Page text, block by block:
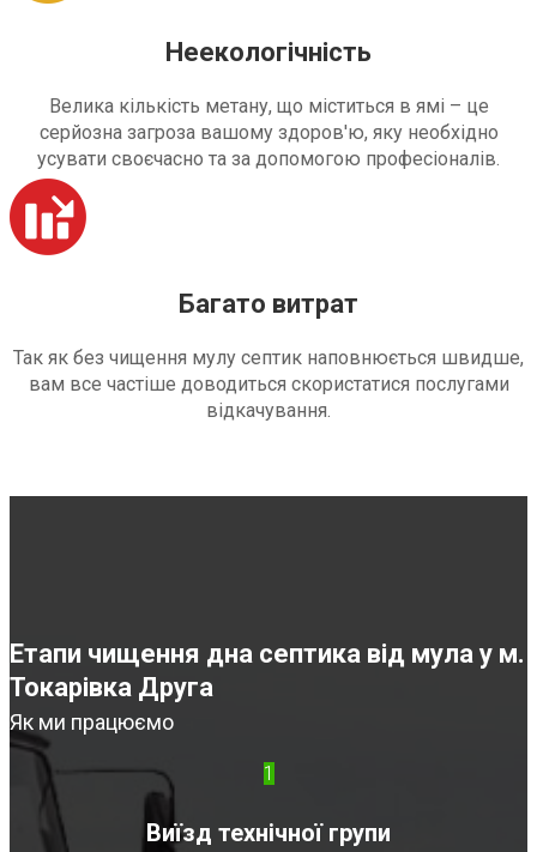
Неекологічність
Велика кількість метану, що міститься в ямі – це
серйозна загроза вашому здоров'ю, яку необхідно
усувати своєчасно та за допомогою професіоналів.
Багато витрат
Так як без чищення мулу септик наповнюється швидше,
вам все частіше доводиться скористатися послугами
відкачування.
Етапи чищення дна септика від мула у м.
Токарівка Друга
Як ми працюємо
1
Виїзд технічної групи